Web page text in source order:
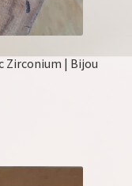
Zirconium | Bijou